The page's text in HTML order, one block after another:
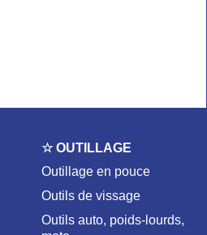
☆ OUTILLAGE
Outillage en pouce
Outils de vissage
Outils auto, poids-lourds,